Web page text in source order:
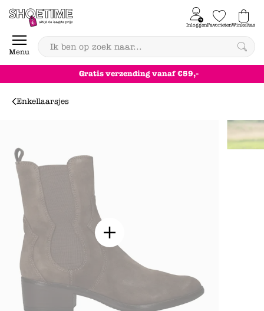
Skip to content
Menu
InloggenFavorietenWinkeltas
0
Gratisverzendingvanaf €59,-
Enkellaarsjes